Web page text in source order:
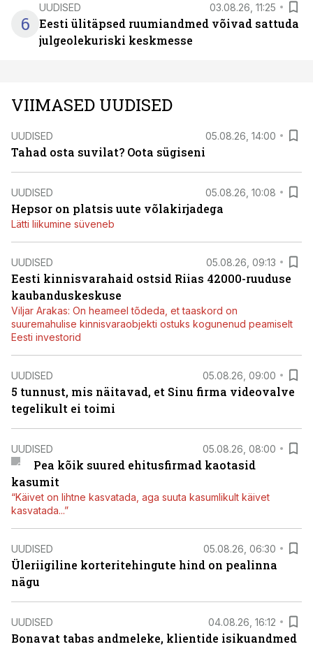
6
UUDISED 03.08.26, 11:25
Eesti ülitäpsed ruumiandmed võivad sattuda
julgeolekuriski keskmesse
VIIMASED UUDISED
UUDISED 05.08.26, 14:00
Tahad osta suvilat? Oota sügiseni
UUDISED 05.08.26, 10:08
Hepsor on platsis uute võlakirjadega
Lätti liikumine süveneb
UUDISED 05.08.26, 09:13
Eesti kinnisvarahaid ostsid Riias 42000-ruuduse
kaubanduskeskuse
Viljar Arakas: On heameel tõdeda, et taaskord on
suuremahulise kinnisvaraobjekti ostuks kogunenud peamiselt
Eesti investorid
UUDISED 05.08.26, 09:00
5 tunnust, mis näitavad, et Sinu firma videovalve
tegelikult ei toimi
UUDISED 05.08.26, 08:00
Pea kõik suured ehitusfirmad kaotasid
kasumit
“Käivet on lihtne kasvatada, aga suuta kasumlikult käivet
kasvatada...”
UUDISED 05.08.26, 06:30
Üleriigiline korteritehingute hind on pealinna
nägu
UUDISED 04.08.26, 16:12
Bonavat tabas andmeleke, klientide isikuandmed